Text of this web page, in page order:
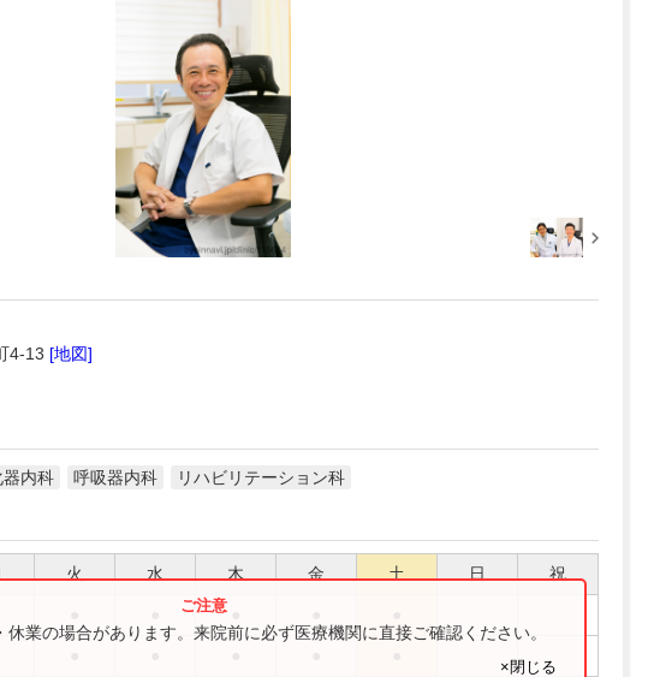
4-13 [地図]
器内科 呼吸器内科 リハビリテーション科
火 水 木 金 土 日 祝
業の場合があります。来院前に必ず医療機関に直接ご確認ください。
×閉じる